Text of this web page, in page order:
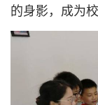
的身影，成为